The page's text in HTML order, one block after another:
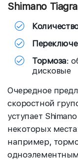
Shimano
Тормоза:
дисковые
Очередное
скоростной
уступает
некоторых
например,